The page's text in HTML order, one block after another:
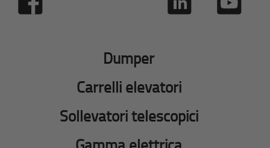
Dumper
Carrelli elevatori
Sollevatori telescopici